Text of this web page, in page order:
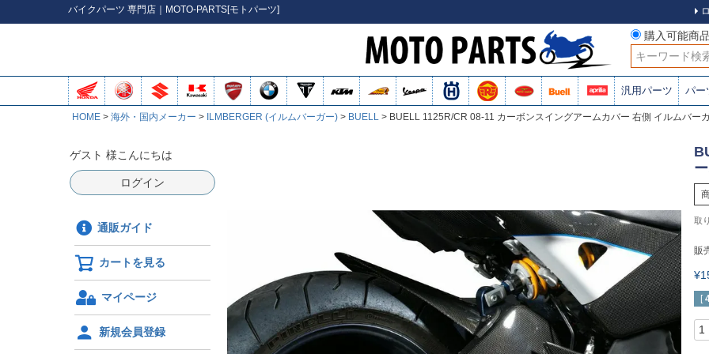
バイクパーツ 専門店｜MOTO-PARTS[モトパーツ]
購入可能商
検索
汎用パーツ パー
HOME 海外・国内メーカー ILMBERGER (イルムバーガー) BUELL BUELL 1125R/CR 08-11 カーボンスイングアームカバー 右側 イルムバー
ゲスト 様こんにちは
ログイン
通販ガイド
カートを見る
マイページ
新規会員登録
販
[